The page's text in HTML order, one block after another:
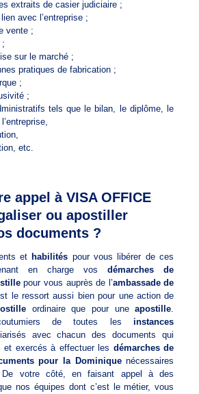
extraits de casier judiciaire ;
avec l’entreprise ;
vente ;
;
sur le marché ;
pratiques de fabrication ;
;
;
tels que le bilan, le diplôme, le
etc.
appel à VISA OFFICE
ou apostiller
documents ?
et habilités pour vous libérer de ces
en charge vosdémarches de
pour vous auprès de l’ambassade de
le ressort aussi bien pour une action de
ordinaire que pour uneapostille.
de toutes lesinstances
avec chacun des documents qui
et exercés à effectuer les démarches de
pour la Dominiquenécessaires
De votre côté, en faisant appel à des
nos équipes dont c’est le métier, vous